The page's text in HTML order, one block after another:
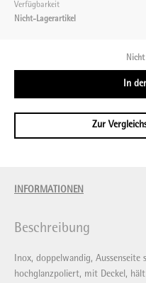
Verfügbarkeit
Nicht-Lagerartikel
In
Zur
INFORMATIONEN
Beschreibung
Inox, doppelwandig,
hochglanzpoliert, mit Deckel,